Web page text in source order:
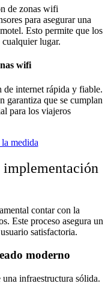
de zonas wifi
para asegurar una
Esto permite que los
cualquier lugar.
wifi
de internet rápida y fiable.
garantiza que se cumplan
para los viajeros
medida
implementación
contar con la
Este proceso asegura un
satisfactoria.
moderno
infraestructura sólida.